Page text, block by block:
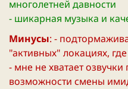
Для просмотра этого
согласие на установку
Более подробную
странице файлов cookie
многолетней давности
- шикарная музыка и
Минусы: -
"активных" локациях,
- мне не хватает озвучки
возможности смены